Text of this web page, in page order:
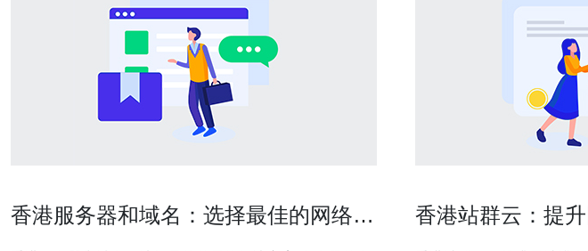
香港服务器和域名：选择最佳的网络解
香港站群云：提